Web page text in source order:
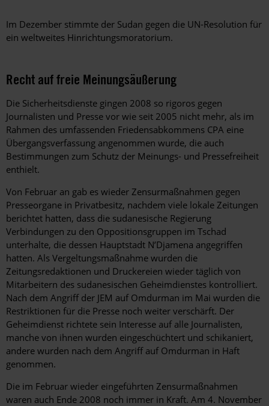
Im Dezember stimmte der Sudan gegen die UN-Resolution für
ein weltweites Hinrichtungsmoratorium.
Recht auf freie Meinungsäußerung
Die Sicherheitsdienste gingen 2008 so rigoros gegen
Journalisten und Presse vor wie seit 2005 nicht mehr, als im
Rahmen des umfassenden Friedensabkommens CPA eine
Übergangsverfassung angenommen wurde, die auch
Bestimmungen zum Schutz der Meinungs- und Pressefreiheit
enthielt.
Von Februar an gab es wieder Zensurmaßnahmen gegen
Presseorgane in Privatbesitz, nachdem viele lokale Zeitungen
berichtet hatten, dass die sudanesische Regierung
Verbindungen zu den Oppositionsgruppen im Tschad
unterhalte, die dessen Hauptstadt N’Djamena angegriffen
hatten. Als Vergeltungsmaßnahme wurden die
Zeitungsredaktionen und Druckereien wieder täglich von
Mitarbeitern des sudanesischen Geheimdienstes kontrolliert.
Nach dem Angriff der JEM auf Omdurman im Mai wurden die
Restriktionen für die Presse noch weiter verschärft. Der
Geheimdienst richtete sein Interesse auf alle Journalisten,
manche von ihnen wurden eingeschüchtert und schikaniert,
andere wurden nach dem Angriff auf Omdurman in Haft
genommen.
Die im Februar wieder eingeführten Zensurmaßnahmen
waren auch Ende 2008 noch immer in Kraft. Am 4. November